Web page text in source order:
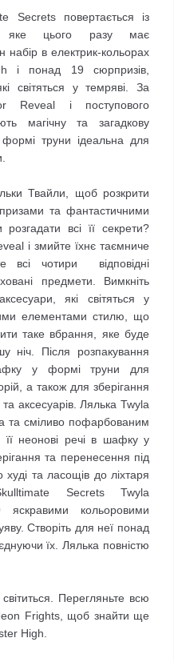
повертається із
яке цього разу має
в електрик-кольорах
і понад 19 сюрпризів,
світяться у темряві. За
Reveal і поступового
магічну та загадкову
труни ідеальна для
Твайли, щоб розкрити
та фантастичними
всі її секрети?
і змийте їхнє таємниче
всі чотири відповідні
предмети. Вимкніть
які світяться у
елементами стилю, що
таке вбрання, яке буде
ніч. Після розпакування
у формі труни для
а також для зберігання
аксесуарів. ​Лялька Twyla
та сміливо пофарбованим
її неонові речі в шафку у
та перенесення під
та ласощів до ліхтаря
Secrets Twyla
кольоровими
Створіть для неї понад
їх. Лялька повністю
Перегляньте всю
Frights, щоб знайти ще
High.​